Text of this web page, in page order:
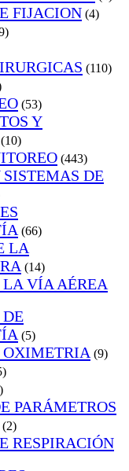
FIJACION (4)
(110)
(53)
Y
(10)
(443)
SISTEMAS DE
(66)
LA
(14)
LA VÍA AÉREA
(5)
OXIMETRIA (9)
PARÁMETROS
(2)
RESPIRACIÓN